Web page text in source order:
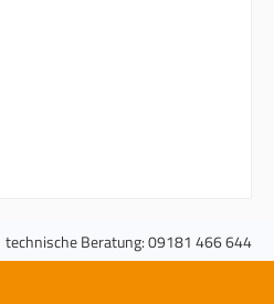
technische Beratung:09181 466 644